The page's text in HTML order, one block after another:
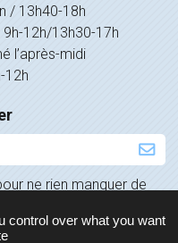
/ 13h40-18h
12h/13h30-17h
l’après-midi
12h
ne rien manquer de
control over what you want